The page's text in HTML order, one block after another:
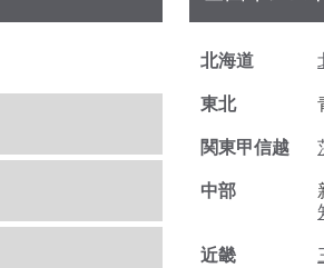
北海道
東北
関東甲信越
中部
近畿